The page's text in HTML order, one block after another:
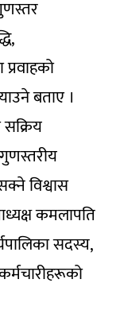
बताए ।
विश्वास
कमलापति
सदस्य,